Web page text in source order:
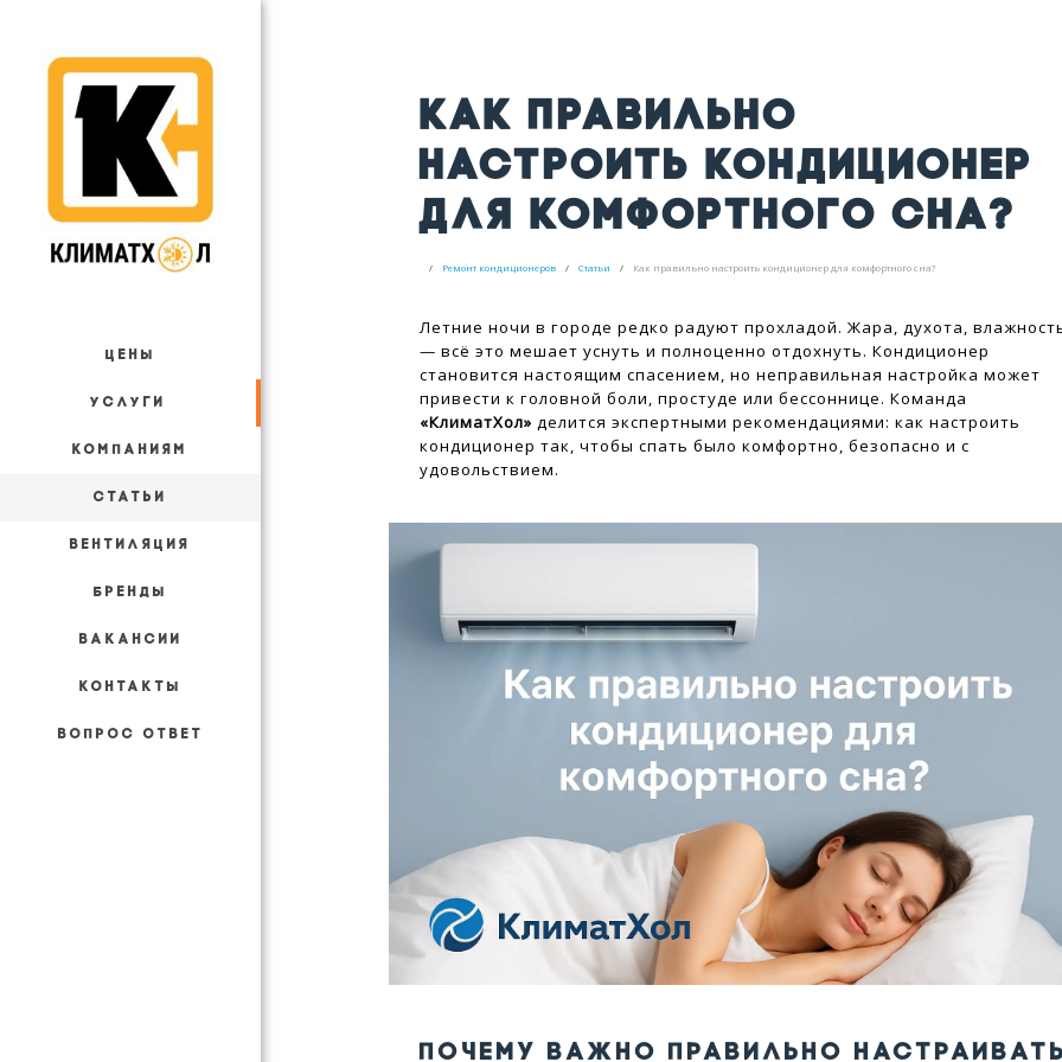
ЦЕНЫ
УСЛУГИ
КОМПАНИЯМ
СТАТЬИ
ВЕНТИЛЯЦИЯ
БРЕНДЫ
ВАКАНСИИ
КОНТАКТЫ
ВОПРОС ОТВЕТ
КАК ПРАВИЛЬНО
НАСТРОИТЬ КОНДИЦИОНЕР
ДЛЯ КОМФОРТНОГО СНА?
Ремонт кондиционеров Статьи Как правильно настроить кондиционер для комфортного сна?
Летние ночи в городе редко радуют прохладой. Жара, духота,
— всё это мешает уснуть и полноценно отдохнуть. Кондиционер
становится настоящим спасением, но неправильная настройка может
привести к головной боли, простуде или бессоннице. Команда
«КлиматХол» делится экспертными рекомендациями: как настроить
кондиционер так, чтобы спать было комфортно, безопасно и с
удовольствием.
ПОЧЕМУ ВАЖНО ПРАВИЛЬНО